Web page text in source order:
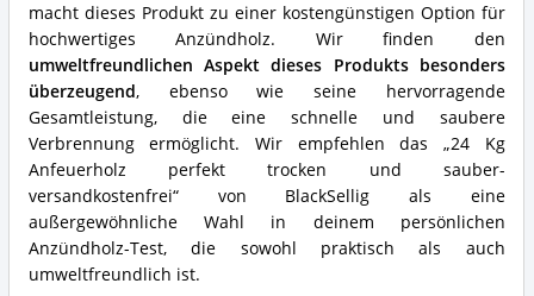
macht dieses Produkt zu einer kostengünstigen Option für
hochwertiges Anzündholz. Wir finden den
umweltfreundlichen Aspekt dieses Produkts besonders
überzeugend, ebenso wie seine hervorragende
Gesamtleistung, die eine schnelle und saubere
Verbrennung ermöglicht. Wir empfehlen das „24 Kg
Anfeuerholz perfekt trocken und sauber-
versandkostenfrei“ von BlackSellig als eine
außergewöhnliche Wahl in deinem persönlichen
Anzündholz-Test, die sowohl praktisch als auch
umweltfreundlich ist.